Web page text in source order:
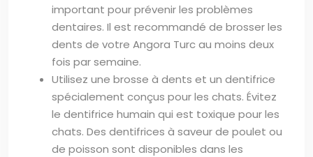
important pour prévenir les problèmes
dentaires. Il est recommandé de brosser les
dents de votre Angora Turc au moins deux
fois par semaine.
Utilisez une brosse à dents et un dentifrice
spécialement conçus pour les chats. Évitez
le dentifrice humain qui est toxique pour les
chats. Des dentifrices à saveur de poulet ou
de poisson sont disponibles dans les